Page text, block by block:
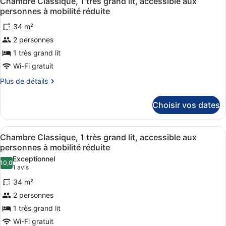
lit
chambre
Chambre
Classique,
très
grand
lit
toutes
les
photos
pour
ce
type
de
chambre :
Classique,
très
grand
lit,
accessible
aux
personnes
à
mobilité
personnes à mobilité réduite
34 m²
2 personnes
1 très grand lit
Wi-Fi gratuit
Plus de détails
Plus
le
type
de
chambre
Chambre
Classique,
1
très
lit,
accessible
aux
Choisir vos dates
Afficher
toutes
les
photos
pour
ce
type
de
Une chambre d’hôtel moderne
10
Chambre Classique, 1 très grand lit, accessible aux
personnes à mobilité réduite
10,010,0 sur 10
Exceptionnel
1 avis
(1 avis)
34 m²
2 personnes
1 très grand lit
Wi-Fi gratuit